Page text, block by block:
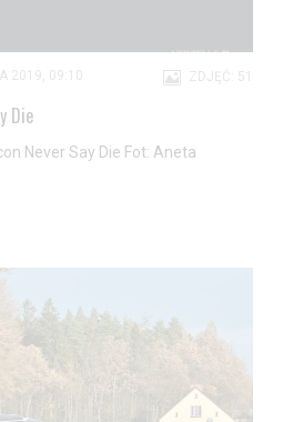
ZDJĘĆ: 51
2019, 09:10
Die
Never Say Die Fot: Aneta